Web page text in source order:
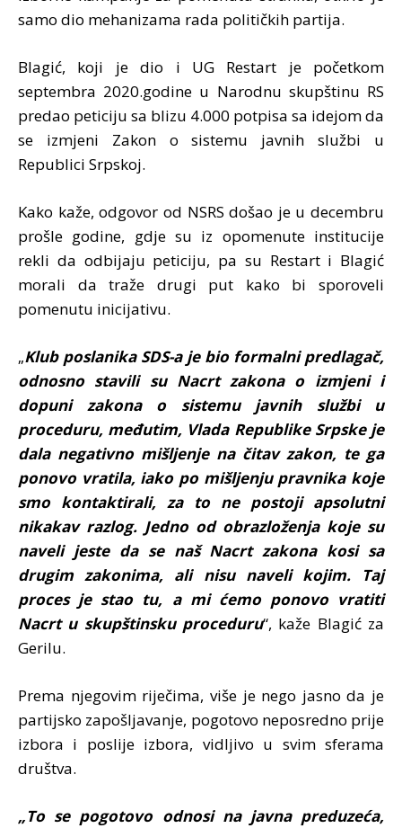
samo dio mehanizama rada političkih partija.
Blagić, koji je dio i UG Restart je početkom
septembra 2020.godine u Narodnu skupštinu RS
predao peticiju sa blizu 4.000 potpisa sa idejom da
se izmjeni Zakon o sistemu javnih službi u
Republici Srpskoj.
Kako kaže, odgovor od NSRS došao je u decembru
prošle godine, gdje su iz opomenute institucije
rekli da odbijaju peticiju, pa su Restart i Blagić
morali da traže drugi put kako bi sporoveli
pomenutu inicijativu.
„Klub poslanika SDS-a je bio formalni predlagač,
odnosno stavili su Nacrt zakona o izmjeni i
dopuni zakona o sistemu javnih službi u
proceduru, međutim, Vlada Republike Srpske je
dala negativno mišljenje na čitav zakon, te ga
ponovo vratila, iako po mišljenju pravnika koje
smo kontaktirali, za to ne postoji apsolutni
nikakav razlog. Jedno od obrazloženja koje su
naveli jeste da se naš Nacrt zakona kosi sa
drugim zakonima, ali nisu naveli kojim. Taj
proces je stao tu, a mi ćemo ponovo vratiti
Nacrt u skupštinsku proceduru“, kaže Blagić za
Gerilu.
Prema njegovim riječima, više je nego jasno da je
partijsko zapošljavanje, pogotovo neposredno prije
izbora i poslije izbora, vidljivo u svim sferama
društva.
„To se pogotovo odnosi na javna preduzeća,